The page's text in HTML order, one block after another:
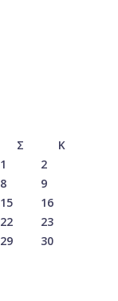
Σ
Κ
1
2
8
9
15
16
22
23
29
30